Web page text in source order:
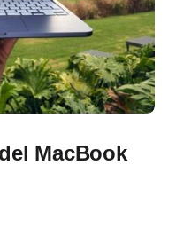
MacBook